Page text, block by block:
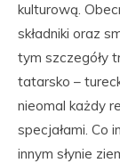
kulturową.
składniki oraz
tym szczegóły
tatarsko –
nieomal każdy
specjałami. Co
innym słynie